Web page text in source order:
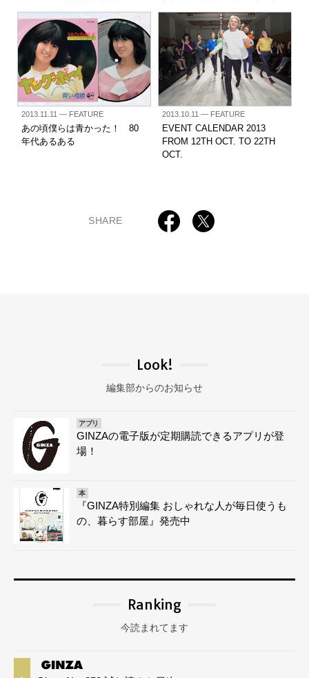
2013.11.11— FEATURE
あの頃僕らは青かった！ 80
年代あるある
2013.10.11— FEATURE
EVENT CALENDAR 2013
FROM 12TH OCT. TO 22TH
OCT.
SHARE
Look!
編集部からのお知らせ
アプリ
GINZAの電子版が定期購読できるアプリが登
場！
本
『GINZA特別編集 おしゃれな人が毎日使うも
の、暮らす部屋』発売中
Ranking
今読まれてます